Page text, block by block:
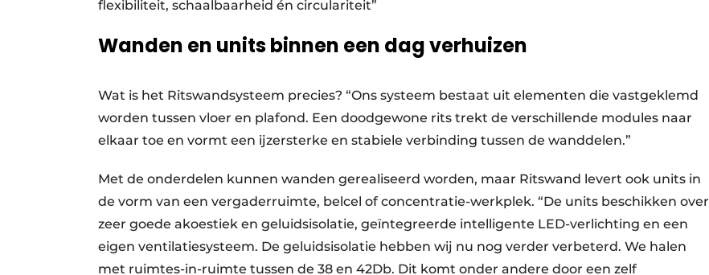
flexibiliteit, schaalbaarheid én circulariteit”
Wanden en units binnen een dag verhuizen
Wat is het Ritswandsysteem precies? “Ons systeem bestaat uit elementen die vastgeklemd
worden tussen vloer en plafond. Een doodgewone rits trekt de verschillende modules naar
elkaar toe en vormt een ijzersterke en stabiele verbinding tussen de wanddelen.”
Met de onderdelen kunnen wanden gerealiseerd worden, maar Ritswand levert ook units in
de vorm van een vergaderruimte, belcel of concentratie-werkplek. “De units beschikken over
zeer goede akoestiek en geluidsisolatie, geïntegreerde intelligente LED-verlichting en een
eigen ventilatiesysteem. De geluidsisolatie hebben wij nu nog verder verbeterd. We halen
met ruimtes-in-ruimte tussen de 38 en 42Db. Dit komt onder andere door een zelf